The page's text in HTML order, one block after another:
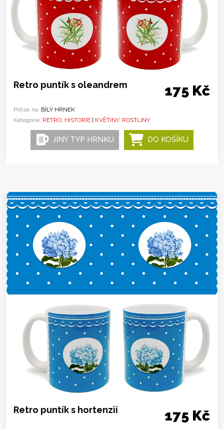
Retro puntík s oleandrem 175 Kč
Potisk na: BÍLÝ HRNEK
Kategorie: RETRO, HISTORIE KVĚTINY, ROSTLINY
JINÝ TYP HRNKU DO KOŠÍKU
Retro puntík s hortenzií 175 Kč